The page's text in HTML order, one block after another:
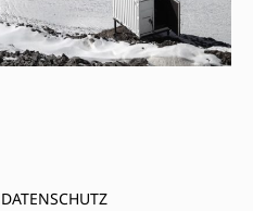
DATENSCHUTZ